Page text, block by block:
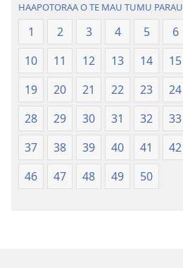
HAAPOTORAA O TE MAU TUMU PARAU
1 2 3 4 5 6
10
11 12 13 14 15
19
20 21 22 23 24
28
29 30 31 32 33
37
38 39 40 41 42
46
47 48 49 50